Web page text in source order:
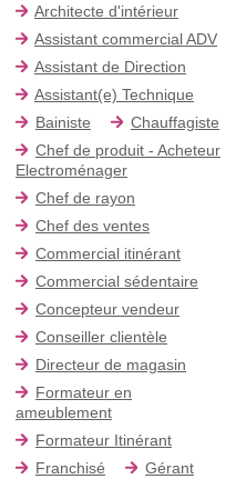
Architecte d'intérieur
Assistant commercial ADV
Assistant de Direction
Assistant(e) Technique
Bainiste
Chauffagiste
Chef de produit - Acheteur
Electroménager
Chef de rayon
Chef des ventes
Commercial itinérant
Commercial sédentaire
Concepteur vendeur
Conseiller clientèle
Directeur de magasin
Formateur en
ameublement
Formateur Itinérant
Franchisé
Gérant